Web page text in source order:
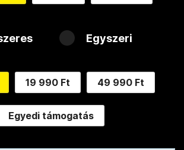
Egyszeri
19 990 Ft 49 990 Ft
Egyedi támogatás